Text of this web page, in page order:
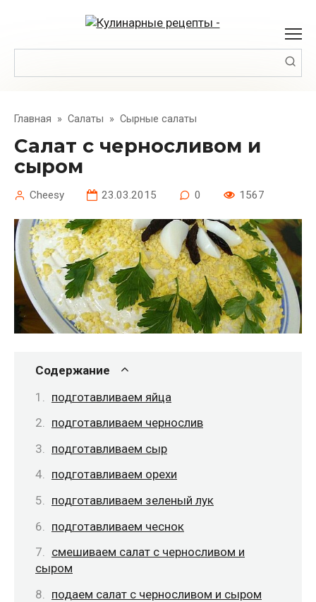
Главная » Салаты » Сырные салаты
Салат с черносливом и
сыром
Cheesy 23.03.2015 0 1567
Содержание
подготавливаем яйца
подготавливаем чернослив
подготавливаем сыр
подготавливаем орехи
подготавливаем зеленый лук
подготавливаем чеснок
смешиваем салат с черносливом и
сыром
подаем салат с черносливом и сыром